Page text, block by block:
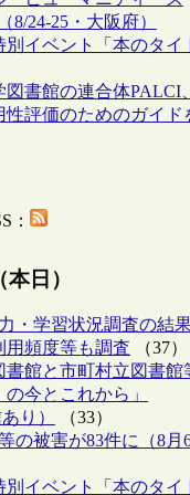
24-25・大阪府）
イベント「本のタイ
書館の連合体PALCI、
評価のためのガイド
：
日）
・学習状況調査の結
用頻度等も調査 （37）
館と市町村立図書館
今とこれから」
り）
（33）
の被害が83件に（8月
イベント「本のタイ